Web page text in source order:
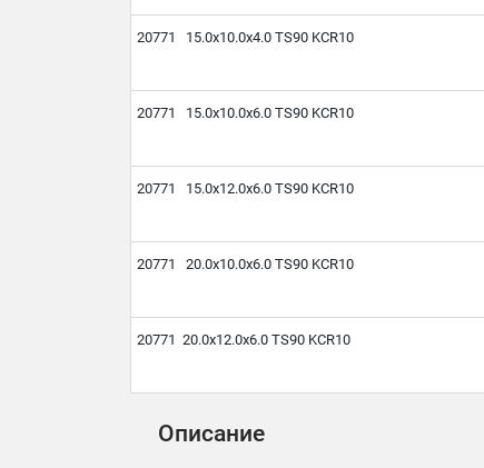
20771 15.0х10.0х4.0 TS90 KCR10
20771 15.0х10.0х6.0 TS90 KCR10
20771 15.0х12.0х6.0 TS90 KCR10
20771 20.0х10.0х6.0 TS90 KCR10
20771 20.0х12.0х6.0 TS90 KCR10
Описание